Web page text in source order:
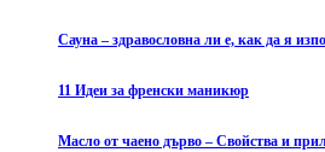
Сауна – здравословна ли е, как да я
11 Идеи за френски маникюр
Масло от чаено дърво – Свойства и